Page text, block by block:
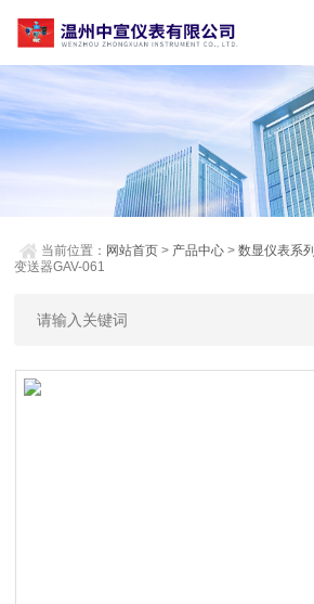
当前位置： 网站首页 > 产品中心 >数显仪表系列
变送器GAV-061